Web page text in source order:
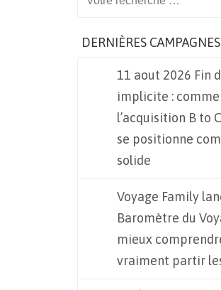
DERNIÈRES
11 aout 2026 Fin
implicite :
l’acquisition B to
se positionne
solide
Voyage Family
Baromètre du
mieux
vraiment partir